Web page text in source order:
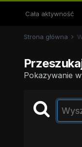
Cała aktywność
Strona główna
Pokazywanie